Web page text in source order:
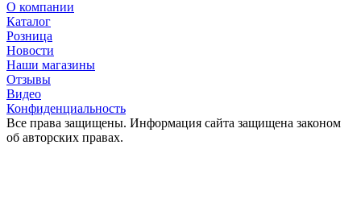
О компании
Каталог
Розница
Новости
Наши магазины
Отзывы
Видео
Конфиденциальность
Все права защищены. Информация сайта защищена законом
об авторских правах.